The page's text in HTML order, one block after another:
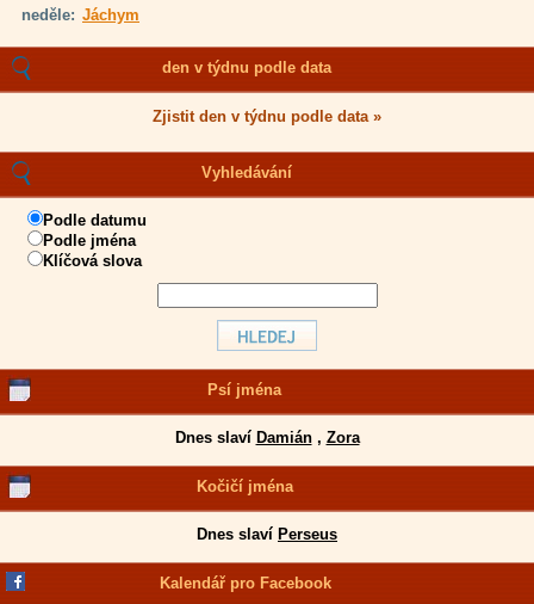
neděle: Jáchym
den v týdnu podle data
Zjistit den v týdnu podle data »
Vyhledávání
Podle datumu
Podle jména
Klíčová slova
Psí jména
Dnes slaví Damián, Zora
Kočičí jména
Dnes slaví Perseus
Kalendář pro Facebook